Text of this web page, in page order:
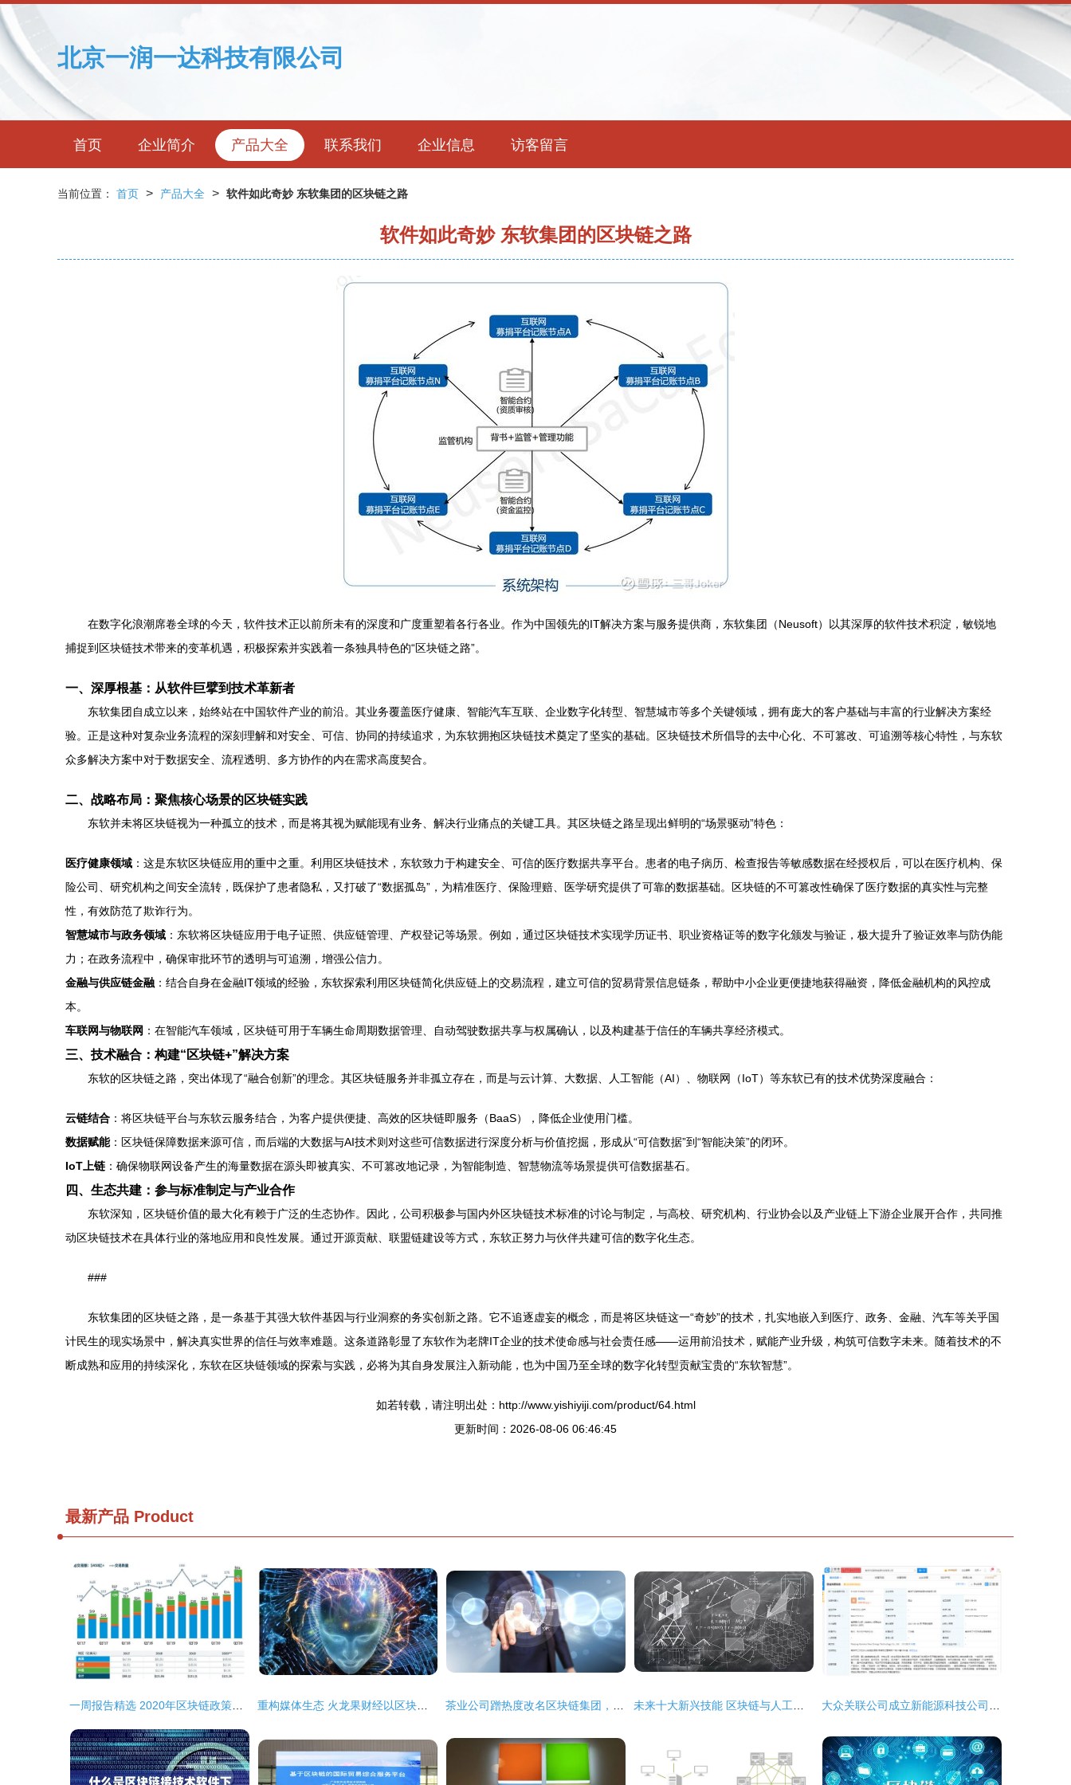
北京一润一达科技有限公司
首页 企业简介 产品大全 联系我们 企业信息 访客留言
当前位置： 首页 > 产品大全 > 软件如此奇妙 东软集团的区块链之路
软件如此奇妙 东软集团的区块链之路
在数字化浪潮席卷全球的今天，软件技术正以前所未有的深度和广度重塑着各行各业。作为中国领先的IT解决方案与服务提供商，东软集团（Neusoft）以其深厚的软件技术积淀，敏锐地
捕捉到区块链技术带来的变革机遇，积极探索并实践着一条独具特色的“区块链之路”。
一、深厚根基：从软件巨擘到技术革新者
东软集团自成立以来，始终站在中国软件产业的前沿。其业务覆盖医疗健康、智能汽车互联、企业数字化转型、智慧城市等多个关键领域，拥有庞大的客户基础与丰富的行业解决方案经
验。正是这种对复杂业务流程的深刻理解和对安全、可信、协同的持续追求，为东软拥抱区块链技术奠定了坚实的基础。区块链技术所倡导的去中心化、不可篡改、可追溯等核心特性，与东软
众多解决方案中对于数据安全、流程透明、多方协作的内在需求高度契合。
二、战略布局：聚焦核心场景的区块链实践
东软并未将区块链视为一种孤立的技术，而是将其视为赋能现有业务、解决行业痛点的关键工具。其区块链之路呈现出鲜明的“场景驱动”特色：
医疗健康领域 ：这是东软区块链应用的重中之重。利用区块链技术，东软致力于构建安全、可信的医疗数据共享平台。患者的电子病历、检查报告等敏感数据在经授权后，可以在医疗机构、保
险公司、研究机构之间安全流转，既保护了患者隐私，又打破了“数据孤岛”，为精准医疗、保险理赔、医学研究提供了可靠的数据基础。区块链的不可篡改性确保了医疗数据的真实性与完整
性，有效防范了欺诈行为。
智慧城市与政务领域 ：东软将区块链应用于电子证照、供应链管理、产权登记等场景。例如，通过区块链技术实现学历证书、职业资格证等的数字化颁发与验证，极大提升了验证效率与防伪能
力；在政务流程中，确保审批环节的透明与可追溯，增强公信力。
金融与供应链金融 ：结合自身在金融IT领域的经验，东软探索利用区块链简化供应链上的交易流程，建立可信的贸易背景信息链条，帮助中小企业更便捷地获得融资，降低金融机构的风控成
本。
车联网与物联网 ：在智能汽车领域，区块链可用于车辆生命周期数据管理、自动驾驶数据共享与权属确认，以及构建基于信任的车辆共享经济模式。
三、技术融合：构建“区块链+”解决方案
东软的区块链之路，突出体现了“融合创新”的理念。其区块链服务并非孤立存在，而是与云计算、大数据、人工智能（AI）、物联网（IoT）等东软已有的技术优势深度融合：
云链结合 ：将区块链平台与东软云服务结合，为客户提供便捷、高效的区块链即服务（BaaS），降低企业使用门槛。
数据赋能：区块链保障数据来源可信，而后端的大数据与AI技术则对这些可信数据进行深度分析与价值挖掘，形成从“可信数据”到“智能决策”的闭环。
IoT上链 ：确保物联网设备产生的海量数据在源头即被真实、不可篡改地记录，为智能制造、智慧物流等场景提供可信数据基石。
四、生态共建：参与标准制定与产业合作
东软深知，区块链价值的最大化有赖于广泛的生态协作。因此，公司积极参与国内外区块链技术标准的讨论与制定，与高校、研究机构、行业协会以及产业链上下游企业展开合作，共同推
动区块链技术在具体行业的落地应用和良性发展。通过开源贡献、联盟链建设等方式，东软正努力与伙伴共建可信的数字化生态。
###
东软集团的区块链之路，是一条基于其强大软件基因与行业洞察的务实创新之路。它不追逐虚妄的概念，而是将区块链这一“奇妙”的技术，扎实地嵌入到医疗、政务、金融、汽车等关乎国
计民生的现实场景中，解决真实世界的信任与效率难题。这条道路彰显了东软作为老牌IT企业的技术使命感与社会责任感——运用前沿技术，赋能产业升级，构筑可信数字未来。随着技术的不
断成熟和应用的持续深化，东软在区块链领域的探索与实践，必将为其自身发展注入新动能，也为中国乃至全球的数字化转型贡献宝贵的“东软智慧”。
如若转载，请注明出处：http://www.yishiyiji.com/product/64.html
更新时间：2026-08-06 06:46:45
最新产品 Product